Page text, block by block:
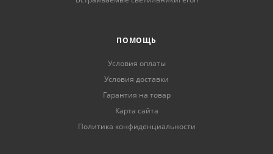
ПОМОЩЬ
Условия оплаты
Условия доставки
Гарантия на товар
Карта сайта
Политика конфиденциальности